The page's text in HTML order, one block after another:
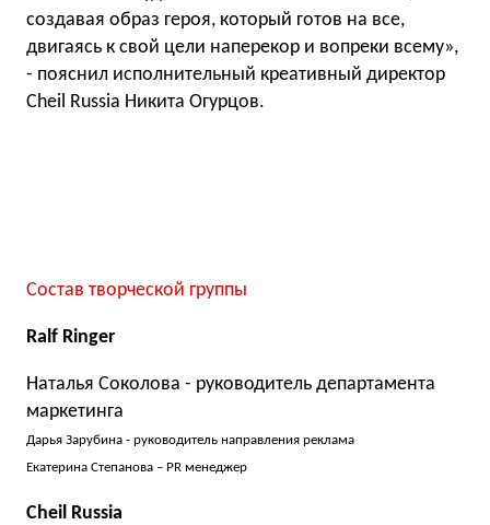
создавая образ героя, который готов на все,
двигаясь к свой цели наперекор и вопреки всему»,
- пояснил исполнительный креативный директор
Cheil Russia Никита Огурцов.
Состав творческой группы
Ralf Ringer
Наталья Соколова - руководитель департамента
маркетинга
Дарья Зарубина - руководитель направления реклама
Екатерина Степанова – PR менеджер
Cheil Russia